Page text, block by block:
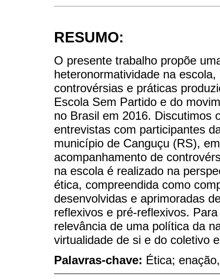
RESUMO:
O presente trabalho propõe
heteronormatividade na
controvérsias e práticas
Escola Sem Partido e do
no Brasil em 2016. Discutimos
entrevistas com participantes
município de Canguçu (RS),
acompanhamento de
na escola é realizado na
ética, compreendida como
desenvolvidas e aprimoradas
reflexivos e pré-reflexivos.
relevância de uma política da
virtualidade de si e do coletivo
Palavras-chave: Ética;